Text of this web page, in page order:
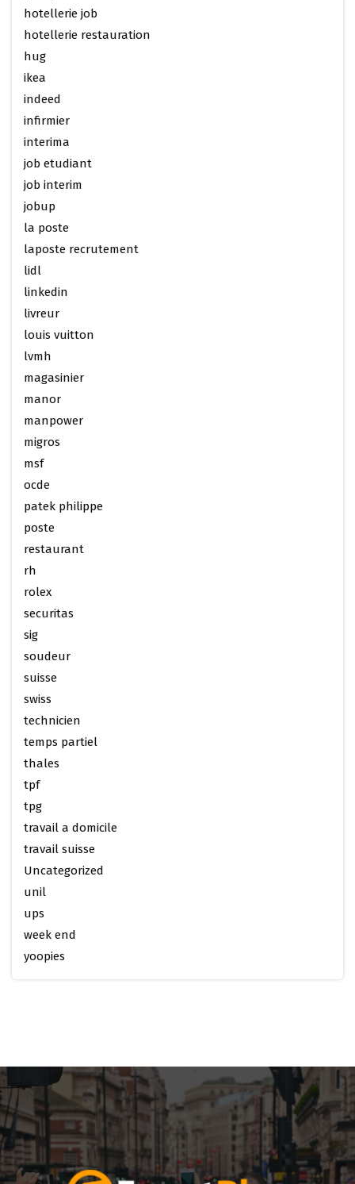
hotellerie job
hotellerie restauration
hug
ikea
indeed
infirmier
interima
job etudiant
job interim
jobup
la poste
laposte recrutement
lidl
linkedin
livreur
louis vuitton
lvmh
magasinier
manor
manpower
migros
msf
ocde
patek philippe
poste
restaurant
rh
rolex
securitas
sig
soudeur
suisse
swiss
technicien
temps partiel
thales
tpf
tpg
travail a domicile
travail suisse
Uncategorized
unil
ups
week end
yoopies